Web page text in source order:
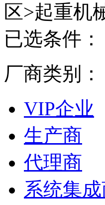
区>起重机
已选条件：
厂商类别：
VIP企业
生产商
代理商
系统集